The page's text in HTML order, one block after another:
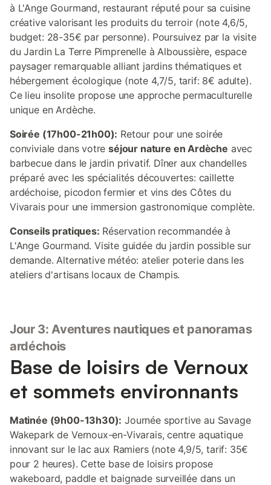
à L'Ange Gourmand, restaurant réputé pour sa cuisine
créative valorisant les produits du terroir (note 4,6/5,
budget: 28-35€ par personne). Poursuivez par la visite
du Jardin La Terre Pimprenelle à Alboussière, espace
paysager remarquable alliant jardins thématiques et
hébergement écologique (note 4,7/5, tarif: 8€ adulte).
Ce lieu insolite propose une approche permaculturelle
unique en Ardèche.
Soirée (17h00-21h00): Retour pour une soirée
conviviale dans votreséjour nature en Ardèche avec
barbecue dans le jardin privatif. Dîner aux chandelles
préparé avec les spécialités découvertes: caillette
ardéchoise, picodon fermier et vins des Côtes du
Vivarais pour une immersion gastronomique complète.
Conseils pratiques: Réservation recommandée à
L'Ange Gourmand. Visite guidée du jardin possible sur
demande. Alternative météo: atelier poterie dans les
ateliers d'artisans locaux de Champis.
Jour 3: Aventures nautiques et panoramas
ardéchois
Base de loisirs de Vernoux
et sommets environnants
Matinée (9h00-13h30): Journée sportive au Savage
Wakepark de Vernoux-en-Vivarais, centre aquatique
innovant sur le lac aux Ramiers (note 4,9/5, tarif: 35€
pour 2 heures). Cette base de loisirs propose
wakeboard, paddle et baignade surveillée dans un